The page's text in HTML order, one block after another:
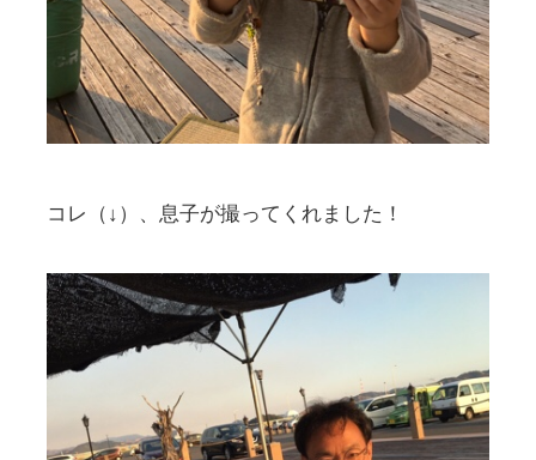
コレ（↓）、息子が撮ってくれました！